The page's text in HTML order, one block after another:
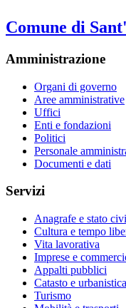
Comune di
Amministrazione
Organi di governo
Aree amministrative
Uffici
Enti e fondazioni
Politici
Personale
Documenti e dati
Servizi
Anagrafe e stato
Cultura e tempo
Vita lavorativa
Imprese e
Appalti pubblici
Catasto e urbanistica
Turismo